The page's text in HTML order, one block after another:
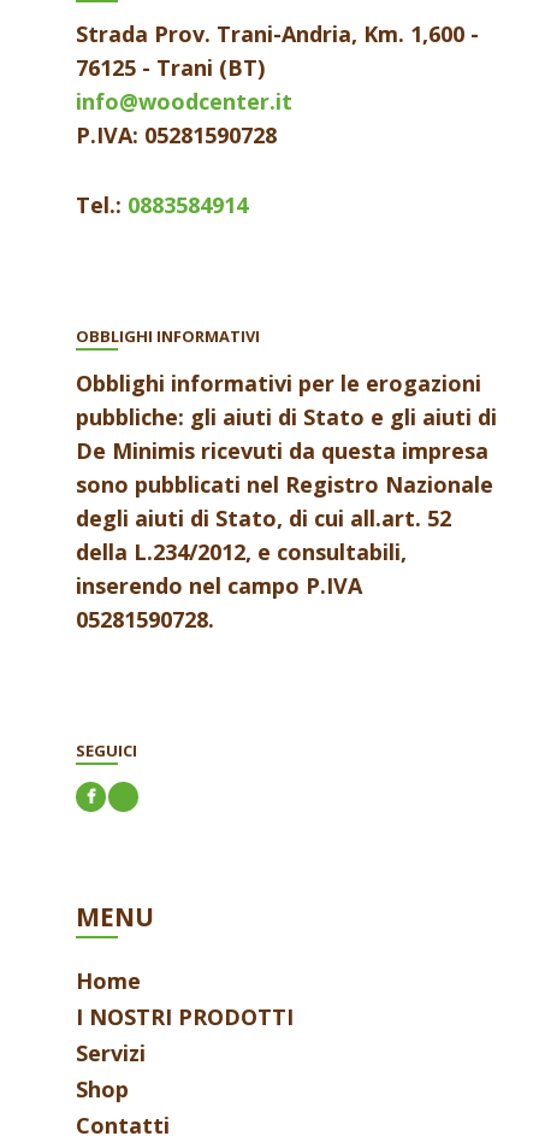
Strada Prov. Trani-Andria, Km. 1,600 -
76125 - Trani (BT)
info@woodcenter.it
P.IVA: 05281590728
Tel.: 0883584914
OBBLIGHI INFORMATIVI
Obblighi informativi per le erogazioni
pubbliche: gli aiuti di Stato e gli aiuti di
De Minimis ricevuti da questa impresa
sono pubblicati nel Registro Nazionale
degli aiuti di Stato, di cui all.art. 52
della L.234/2012, e consultabili,
inserendo nel campo P.IVA
05281590728.
SEGUICI
MENU
Home
I NOSTRI PRODOTTI
Servizi
Shop
Contatti